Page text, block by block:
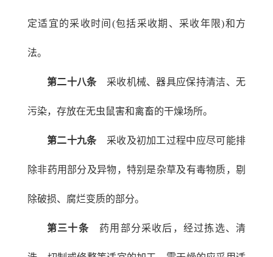
定适宜的采收时间(包括采收期、采收年限)和方
法。
第二十八条采收机械、器具应保持清洁、无
污染，存放在无虫鼠害和禽畜的干燥场所。
第二十九条采收及初加工过程中应尽可能排
除非药用部分及异物，特别是杂草及有毒物质，剔
除破损、腐烂变质的部分。
第三十条药用部分采收后，经过拣选、清